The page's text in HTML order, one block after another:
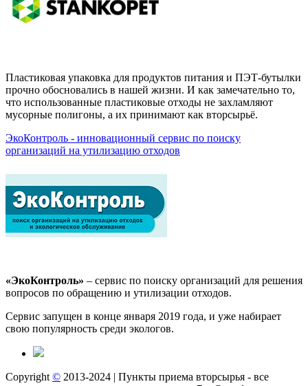
Пластиковая упаковка для продуктов питания и ПЭТ-бутылки
прочно обосновались в нашей жизни. И как замечательно то,
что использованные пластиковые отходы не захламляют
мусорные полигоны, а их принимают как вторсырьё.
ЭкоКонтроль - инновационный сервис по поиску
организаций на утилизацию отходов
«ЭкоКонтроль» – сервис по поиску организаций для решения
вопросов по обращению и утилизации отходов.
Сервис запущен в конце января 2019 года, и уже набирает
свою популярность среди экологов.
Copyright © 2013-2024 | Пункты приема вторсырья - все